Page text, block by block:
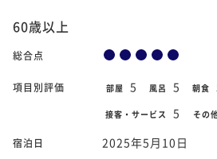
60歳以上
総合点
項目別評価 部屋 5 風呂 5 朝食
接客・サービス 5 その
宿泊日 2025年5月10日